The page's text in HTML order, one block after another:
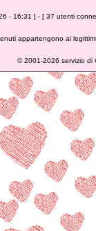
- 16:31 ] - [ 37 utenti
appartengono ai
©2001-2026 servizio di